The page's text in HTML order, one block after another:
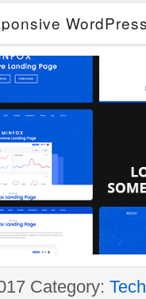
Category: